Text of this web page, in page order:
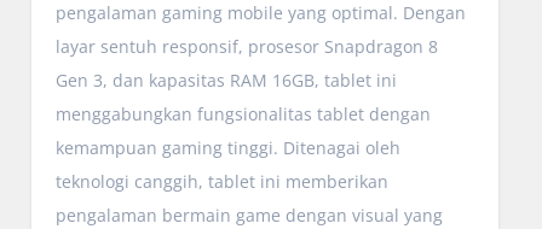
pengalaman gaming mobile yang optimal. Dengan
layar sentuh responsif, prosesor Snapdragon 8
Gen 3, dan kapasitas RAM 16GB, tablet ini
menggabungkan fungsionalitas tablet dengan
kemampuan gaming tinggi. Ditenagai oleh
teknologi canggih, tablet ini memberikan
pengalaman bermain game dengan visual yang